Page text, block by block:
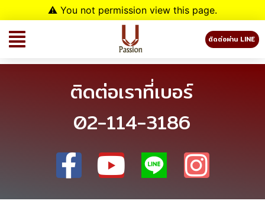
⚠ You not permission view this page.
ติดต่อผ่าน LINE
ติดต่อเราที่เบอร์
02-114-3186